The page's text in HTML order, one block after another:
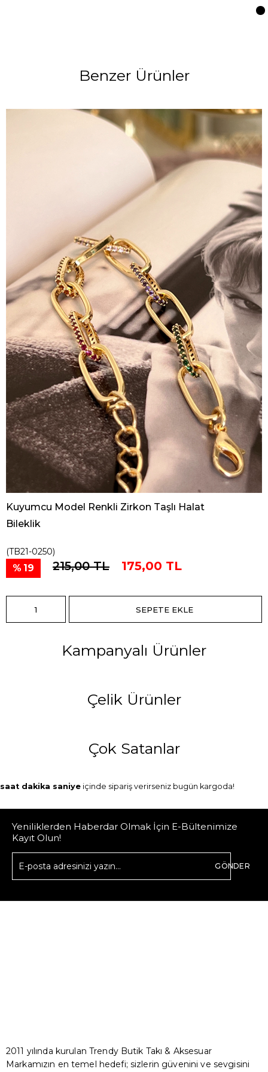
Benzer Ürünler
Kuyumcu Model Renkli Zirkon Taşlı Halat
Bileklik
(TB21-0250)
19 215,00 TL 175,00 TL
Kampanyalı Ürünler
Çelik Ürünler
Çok Satanlar
saat dakika saniye içinde sipariş verirseniz bugün kargoda!
Yeniliklerden Haberdar Olmak İçin E-Bültenimize
Kayıt Olun!
GÖNDER
2011 yılında kurulan Trendy Butik Takı & Aksesuar
Markamızın en temel hedefi; sizlerin güvenini ve sevgisini